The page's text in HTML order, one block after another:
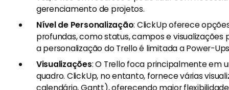
gerenciamento de projetos.
Nível de Personalização: ClickUp oferece
profundas, como status, campos e visualizações
a personalização do Trello é limitada a Power-
Visualizações: O Trello foca principalmente em
quadro. ClickUp, no entanto, fornece várias
calendário, Gantt), oferecendo maior